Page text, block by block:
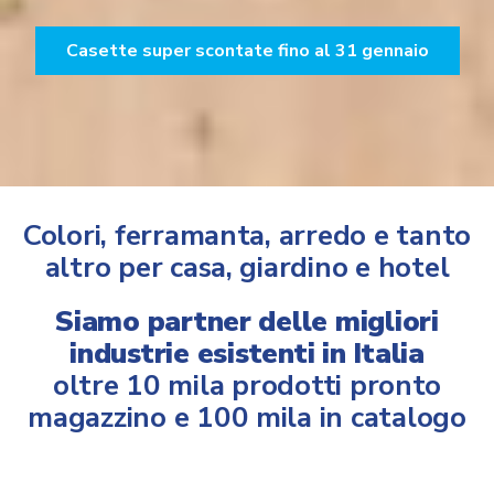
Casette super scontate fino al 31 gennaio
Colori, ferramanta, arredo e tanto
altro per casa, giardino e hotel
Siamo partner delle migliori
industrie esistenti in Italia
oltre 10 mila prodotti pronto
magazzino e 100 mila in catalogo